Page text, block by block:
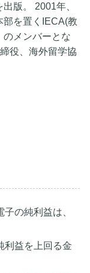
版。 2001年、
部を置くIECA(教
のメンバーとな
役、海外留学協
の純利益は、
利益を上回る金